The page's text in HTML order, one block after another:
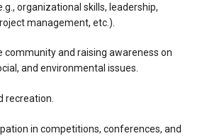
organizational skills, leadership,
management, etc.).
community and raising awareness on
and environmental issues.
recreation.
in competitions, conferences, and